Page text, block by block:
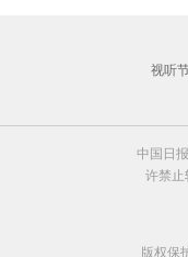
视听
中国日
许禁止
版权保